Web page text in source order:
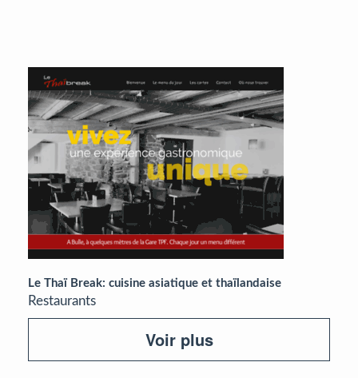
Le Thaï Break: cuisine asiatique et thaïlandaise
Restaurants
Voir plus